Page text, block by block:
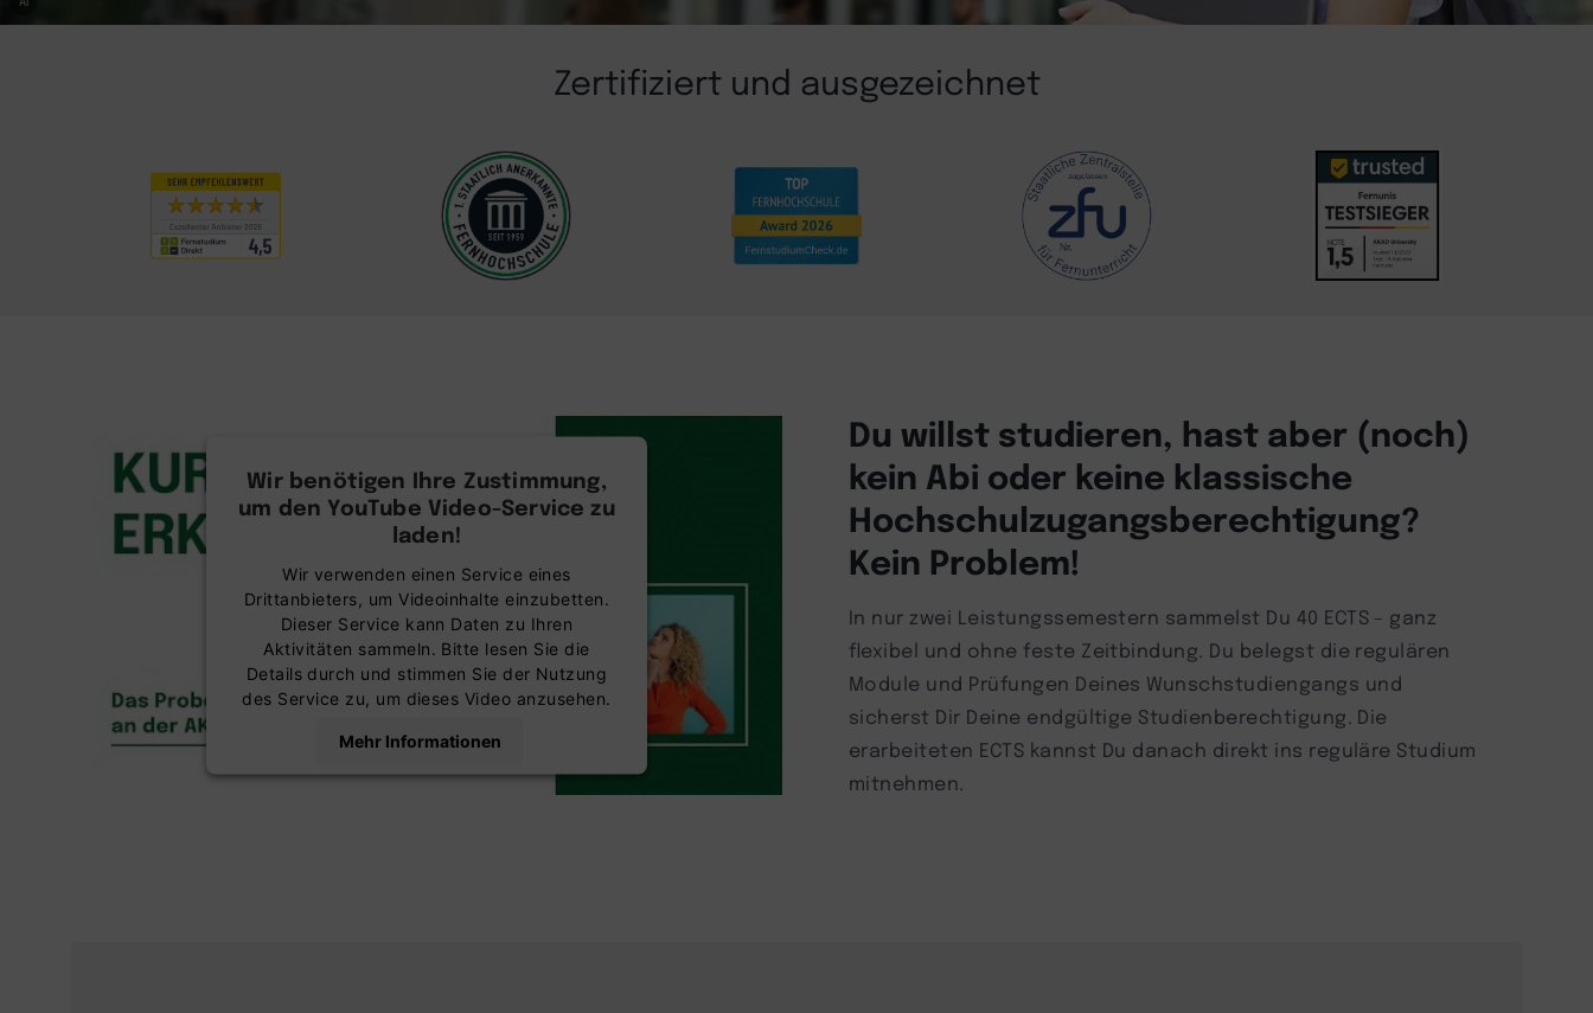
Zertifiziert und ausgezeichnet
Wir benötigen Ihre Zustimmung,
um den YouTube Video-Service zu
laden!
Wir verwenden einen Service eines
Drittanbieters, um Videoinhalte einzubetten.
Dieser Service kann Daten zu Ihren
Aktivitäten sammeln. Bitte lesen Sie die
Details durch und stimmen Sie der Nutzung
des Service zu, um dieses Video anzusehen.
Mehr Informationen
Du willst studieren, hast aber (noch)
kein Abi oder keine klassische
Hochschulzugangsberechtigung?
Kein Problem!
In nur zwei Leistungssemestern sammelst Du 40 ECTS – ganz
flexibel und ohne feste Zeitbindung. Du belegst die regulären
Module und Prüfungen Deines Wunschstudiengangs und
sicherst Dir Deine endgültige Studienberechtigung. Die
erarbeiteten ECTS kannst Du danach direkt ins reguläre Studium
mitnehmen.